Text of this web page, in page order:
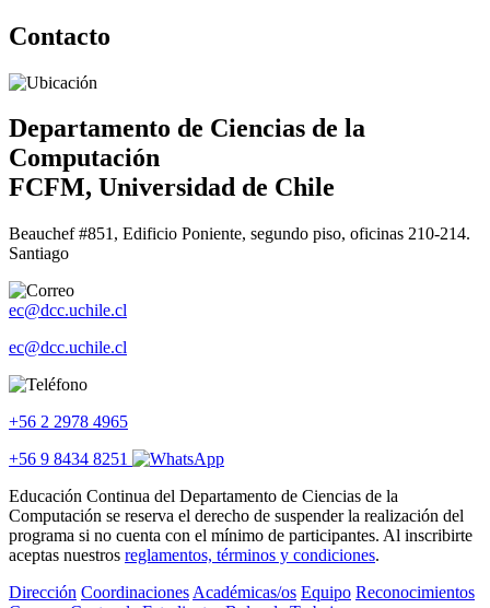
Contacto
Departamento de Ciencias de la
Computación
FCFM, Universidad de Chile
Beauchef #851, Edificio Poniente, segundo piso, oficinas 210-214.
Santiago
ec@dcc.uchile.cl
ec@dcc.uchile.cl
+56 2 2978 4965
+56 9 8434 8251
Educación Continua del Departamento de Ciencias de la
Computación se reserva el derecho de suspender la realización del
programa si no cuenta con el mínimo de participantes. Al inscribirte
aceptas nuestros reglamentos, términos y condiciones.
Dirección Coordinaciones Académicas/os Equipo Reconocimientos